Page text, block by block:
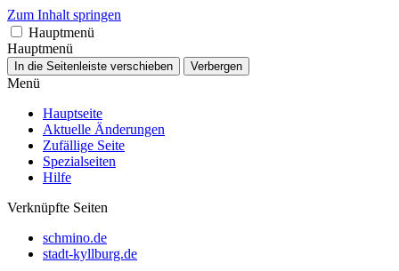
Zum Inhalt springen
Hauptmenü
Hauptmenü
In die Seitenleiste verschieben Verbergen
Menü
Hauptseite
Aktuelle Änderungen
Zufällige Seite
Spezialseiten
Hilfe
Verknüpfte Seiten
schmino.de
stadt-kyllburg.de